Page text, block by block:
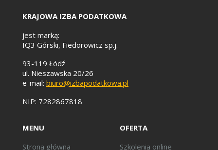
KRAJOWA IZBA PODATKOWA
jest marką:
IQ3 Górski, Fiedorowicz sp.j.
93-119 Łódź
ul. Nieszawska 20/26
e-mail: biuro@izbapodatkowa.pl
NIP: 7282867818
MENU
Strona główna
OFERTA
Szkolenia online